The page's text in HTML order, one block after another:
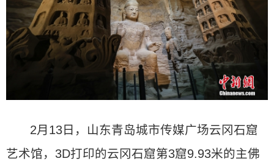
2月13日，山东青岛城市传媒广场云冈石窟
艺术馆，3D打印的云冈石窟第3窟9.93米的主佛